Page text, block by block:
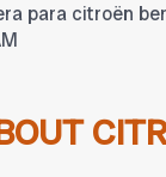
para citroën